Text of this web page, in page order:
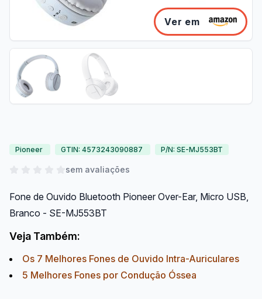
Ver em
Pioneer GTIN: 4573243090887 P/N: SE-MJ553BT
sem avaliações
Fone de Ouvido Bluetooth Pioneer Over-Ear, Micro USB,
Branco - SE-MJ553BT
Veja Também:
Os 7 Melhores Fones de Ouvido Intra-Auriculares
5 Melhores Fones por Condução Óssea